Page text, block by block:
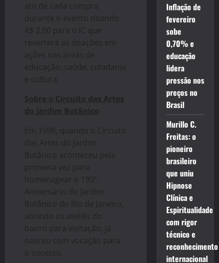
ato de cada compra
durante o evento doando
R$ 2,00 para o IC que
reverterá as doações em
ações nas áreas de
educação, saúde, cidadania
e cultura.
Sobre o Circuito das Artes
do Jardim Botânico
Em 1998, quando o Circuito
das Artes do Jardim
Botânico aconteceu pela
primeira vez para
homenagear o 190º
Aniversário do Jardim
Botânico do Rio de Janeiro,
abrindo os ateliês do
bairro para visitação, já
nasceu com vocação para
o sucesso.
Inflação de
fevereiro
sobe
0,70% e
educação
lidera
pressão nos
preços no
Brasil
Murillo C.
Freitas: o
pioneiro
brasileiro
que uniu
Hipnose
Clínica e
Espiritualidade
com rigor
técnico e
reconhecimento
internacional